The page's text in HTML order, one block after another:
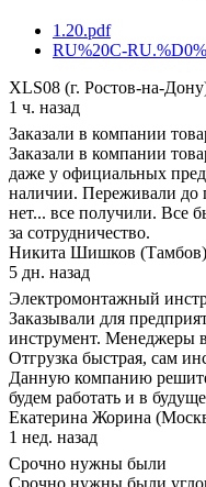
1.20.pdf
RU%20C-
XLS08 (г. Ростов-на-
1 ч. назад
Заказали в компании
Заказали в компании
даже у официальных
наличии. Переживали до
нет... все получили. Все
за сотрудничество.
Никита Шишков (Тамбов)
5 дн. назад
Электромонтажный
Заказывали для
инструмент. Менеджеры
Отгрузка быстрая, сам
Данную компанию
будем работать и в
Екатерина Жорина
1 нед. назад
Срочно нужны были
Срочно нужны были